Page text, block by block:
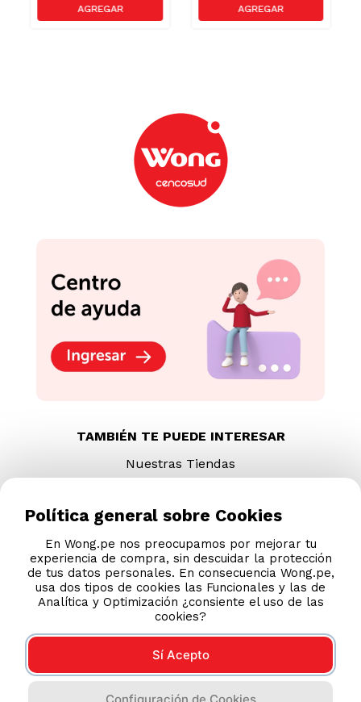
TAMBIÉN TE PUEDE INTERESAR
Nuestras Tiendas
Teléfonos
Políticas de Privacidad
Términos y Condiciones
Legales
Código de Ética
AYUDA CALLCENTER
Política general sobre Cookies
En Wong.pe nos preocupamos por mejorar tu
experiencia de compra, sin descuidar la protección
de tus datos personales. En consecuencia Wong.pe,
usa dos tipos de cookies las Funcionales y las de
Analítica y Optimización ¿consiente el uso de las
cookies?
Sí Acepto